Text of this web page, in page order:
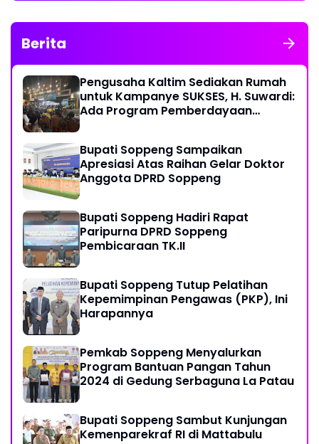
Berita
Pengusaha Kaltim Sediakan Rumah
untuk Kampanye SUKSES, H. Suwardi:
Ada Program Pemberdayaan
Bupati Soppeng Sampaikan
Apresiasi Atas Raihan Gelar Doktor
Anggota DPRD Soppeng
Bupati Soppeng Hadiri Rapat
Paripurna DPRD Soppeng
Pembicaraan TK.II
Bupati Soppeng Tutup Pelatihan
Kepemimpinan Pengawas (PKP), Ini
Harapannya
Pemkab Soppeng Menyalurkan
Program Bantuan Pangan Tahun
2024 di Gedung Serbaguna La Patau
Bupati Soppeng Sambut Kunjungan
Kemenparekraf RI di Mattabulu